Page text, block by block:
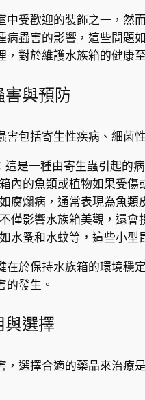
中受歡迎的裝飾之一，然
病蟲害的影響，這些問題
，對於維護水族箱的健康
與預防
害包括寄生性疾病、細菌
這是一種由寄生蟲引起的
箱內的魚類或植物如果受
如腐爛病，通常表現為魚類
不僅影響水族箱美觀，還
如水蚤和水蚊等，這些小
在於保持水族箱的環境穩
的發生。
與選擇
，選擇合適的藥品來治療